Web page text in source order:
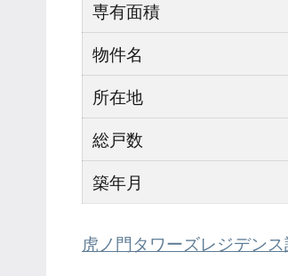
専有面積
物件名
所在地
総戸数
築年月
虎ノ門タワーズレジデン